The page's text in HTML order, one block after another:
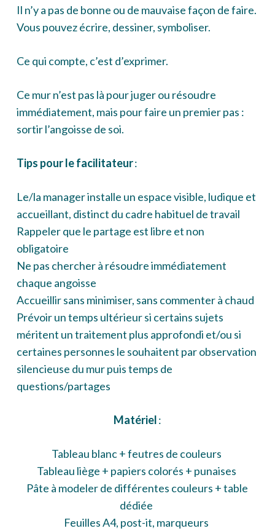
Il n’y a pas de bonne ou de mauvaise façon de faire.
Vous pouvez écrire, dessiner, symboliser.
Ce qui compte, c’est d’exprimer.
Ce mur n’est pas là pour juger ou résoudre
immédiatement, mais pour faire un premier pas :
sortir l’angoisse de soi.
Tips pour le facilitateur:
Le/la manager installe un espace visible, ludique et
accueillant, distinct du cadre habituel de travail
Rappeler que le partage est libre et non
obligatoire
Ne pas chercher à résoudre immédiatement
chaque angoisse
Accueillir sans minimiser, sans commenter à chaud
Prévoir un temps ultérieur si certains sujets
méritent un traitement plus approfondi et/ou si
certaines personnes le souhaitent par observation
silencieuse du mur puis temps de
questions/partages
Matériel:
Tableau blanc + feutres de couleurs
Tableau liège + papiers colorés + punaises
Pâte à modeler de différentes couleurs + table
dédiée
Feuilles A4, post-it, marqueurs